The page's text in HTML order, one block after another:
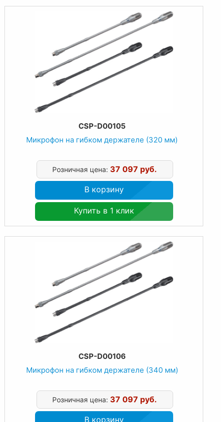
CSP-D00105
Микрофон на гибком держателе (320 мм)
Розничная цена: 37 097 руб.
В корзину
Купить в 1 клик
CSP-D00106
Микрофон на гибком держателе (340 мм)
Розничная цена: 37 097 руб.
В корзину